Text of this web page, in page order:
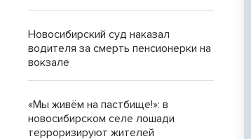
Новосибирский суд наказал
водителя за смерть пенсионерки на
вокзале
«Мы живём на пастбище!»: в
новосибирском селе лошади
терроризируют жителей